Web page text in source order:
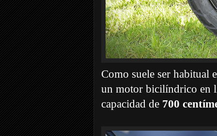
Como suele ser habitual
un motor bicilíndrico en
capacidad de 700